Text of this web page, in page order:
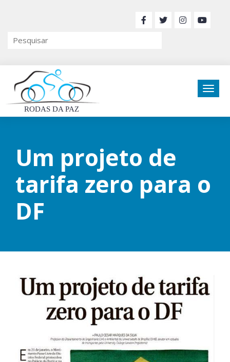
RODAS DA PAZ
Um projeto de
tarifa zero para o
DF